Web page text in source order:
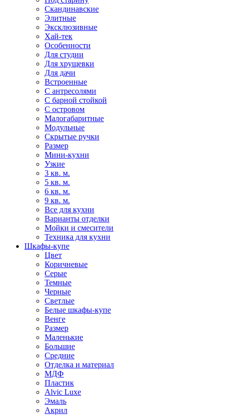
Скандинавские
Элитные
Эксклюзивные
Хай-тек
Особенности
Для студии
Для хрущевки
Для дачи
Встроенные
С антресолями
С барной стойкой
С островом
Малогабаритные
Модульные
Скрытые ручки
Размер
Мини-кухни
Узкие
3 кв. м.
5 кв. м.
6 кв. м.
9 кв. м.
Все для кухни
Варианты отделки
Мойки и смесители
Техника для кухни
Шкафы-купе
Цвет
Коричневые
Серые
Темные
Черные
Светлые
Белые шкафы-купе
Венге
Размер
Маленькие
Большие
Средние
Отделка и материал
МДФ
Пластик
Alvic Luxe
Эмаль
Акрил